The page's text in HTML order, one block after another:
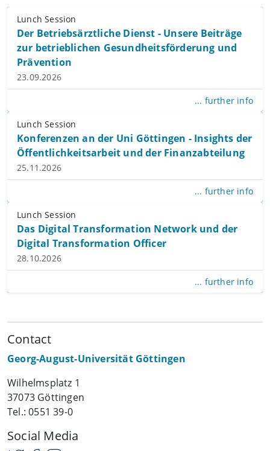
Lunch Session
Der Betriebsärztliche Dienst - Unsere Beiträge
zur betrieblichen Gesundheitsförderung und
Prävention
23.09.2026
... further info
Lunch Session
Konferenzen an der Uni Göttingen - Insights der
Öffentlichkeitsarbeit und der Finanzabteilung
25.11.2026
... further info
Lunch Session
Das Digital Transformation Network und der
Digital Transformation Officer
28.10.2026
... further info
Contact
Georg-August-Universität Göttingen
Wilhelmsplatz 1
37073 Göttingen
Tel.: 0551 39-0
Social Media